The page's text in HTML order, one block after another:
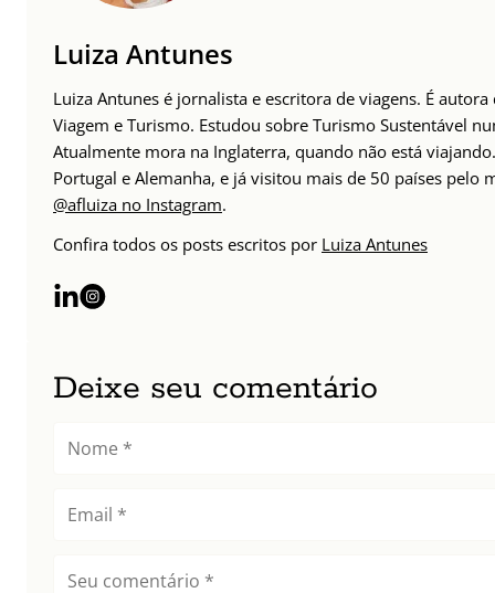
Luiza Antunes
Luiza Antunes é jornalista e escritora de viagens. É
Viagem e Turismo. Estudou sobre Turismo Sustentável
Atualmente mora na Inglaterra, quando não está
Portugal e Alemanha, e já visitou mais de 50 países pelo
@afluiza no Instagram.
Confira todos os posts escritos por Luiza Antunes
Deixe seu comentário